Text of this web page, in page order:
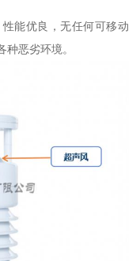
能优良，无任何可移动
恶劣环境。